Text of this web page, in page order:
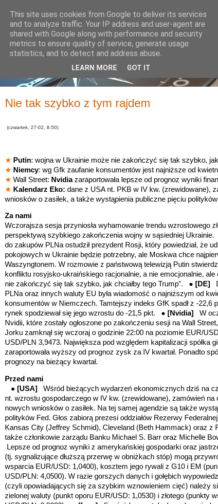
Nie tak szybko z tym rajdem
(czwartek, 27-02, 8:50)
★ Putin: wojna w Ukrainie może nie zakończyć się tak szybko,
★ Niemcy: wg Gfk zaufanie konsumentów jest najniższe od
★ Wall Street: Nvidiazaraportowała lepsze od prognoz wyniki
★ Kalendarz Eko: dane z USA nt. PKB w IV kw. (zrewidowane),
wniosków o zasiłek, a także wystąpienia publiczne pięciu
Za nami
Wczorajsza sesja przyniosła wyhamowanie trendu wzrostowego
perspektywą szybkiego zakończenia wojny w sąsiedniej
do zakupów PLNa ostudził prezydent Rosji, który powiedział, że
pokojowych w Ukrainie będzie potrzebny, ale Moskwa chce
Waszyngtonem. W rozmowie z państwową telewizją Putin
konfliktu rosyjsko-ukraińskiego racjonalnie, a nie emocjonalnie, ale
nie zakończyć się tak szybko, jak chciałby tego Trump". ● [DE]
PLNa oraz innych waluty EU była wiadomość o najniższym od
konsumentów w Niemczech. Tamtejszy indeks GfK spadł z -22,6
rynek spodziewał się jego wzrostu do -21,5 pkt. ● [Nvidia] W
Nvidii, które zostały ogłoszone po zakończeniu sesji na Wall
Jorku zamknął się wczoraj o godzinie 22:00 na poziomie EUR/
USD/PLN 3,9473. Największa pod względem kapitalizacji spółka
zaraportowała wyższy od prognoz zysk za IV kwartał. Ponadto
prognozy na bieżący kwartał.
Przed nami
● [USA]
Wśród bieżących wydarzeń ekonomicznych dziś na
nt. wzrostu gospodarczego w IV kw. (zrewidowane), zamówień na
nowych wniosków o zasiłek. Na tej samej agendzie są także
polityków Fed. Głos zabiorą prezesi oddziałów Rezerwy
Kansas City (Jeffrey Schmid), Cleveland (Beth Hammack) oraz z
także członkowie zarządu Banku Michael S. Barr oraz Michelle
Lepsze od prognoz wyniki z amerykańskiej gospodarki oraz
(tj. sygnalizujące dłuższą przerwę w obniżkach stóp) mogą
wsparcia EUR/USD: 1,0400), kosztem jego rywali z G10 i EM
USD/PLN: 4,0500). W razie gorszych danych i gołębich
(czyli opowiadających się za szybkim wznowieniem cięć) należy
zielonej waluty (punkt oporu EUR/USD: 1,0530) i złotego (punkty
This site uses cookies from Google to deliver its services
and to analyze traffic. Your IP address and user-agent are
shared with Google along with performance and security
metrics to ensure quality of service, generate usage
statistics, and to detect and address abuse.
LEARN MORE GOT IT